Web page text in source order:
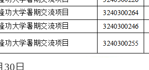
30 日